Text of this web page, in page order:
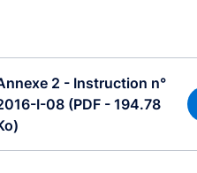
2 - Instruction n°
I-08 (PDF - 194.78